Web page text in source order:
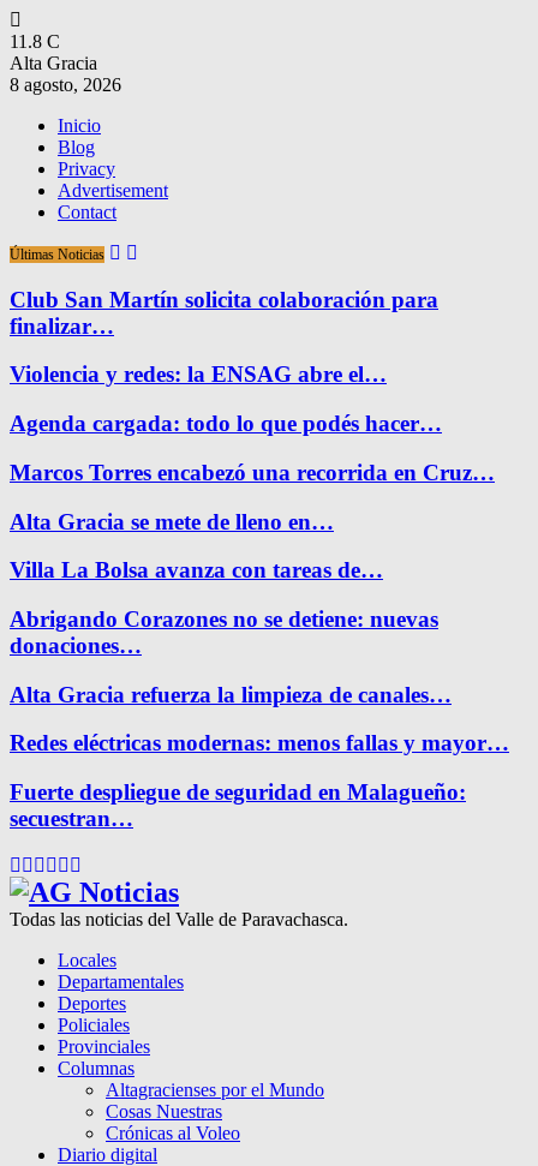
11.8 C
Alta Gracia
8 agosto, 2026
Inicio
Blog
Privacy
Advertisement
Contact
Últimas Noticias
Club San Martín solicita colaboración para
finalizar…
Violencia y redes: la ENSAG abre el…
Agenda cargada: todo lo que podés hacer…
Marcos Torres encabezó una recorrida en Cruz…
Alta Gracia se mete de lleno en…
Villa La Bolsa avanza con tareas de…
Abrigando Corazones no se detiene: nuevas
donaciones…
Alta Gracia refuerza la limpieza de canales…
Redes eléctricas modernas: menos fallas y mayor…
Fuerte despliegue de seguridad en Malagueño:
secuestran…
Facebook
Twitter
Instagram
Pinterest
Google
Todas las noticias del Valle de Paravachasca.
Locales
Departamentales
Deportes
Policiales
Provinciales
Columnas
Altagracienses por el Mundo
Cosas Nuestras
Crónicas al Voleo
Diario digital